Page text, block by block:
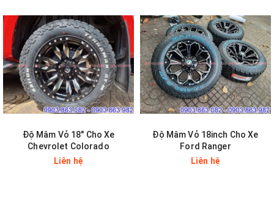
Độ Mâm Vỏ 18" Cho Xe
Chevrolet Colorado
Liên hệ
Độ Mâm Vỏ 18inch Cho Xe
Ford Ranger
Liên hệ